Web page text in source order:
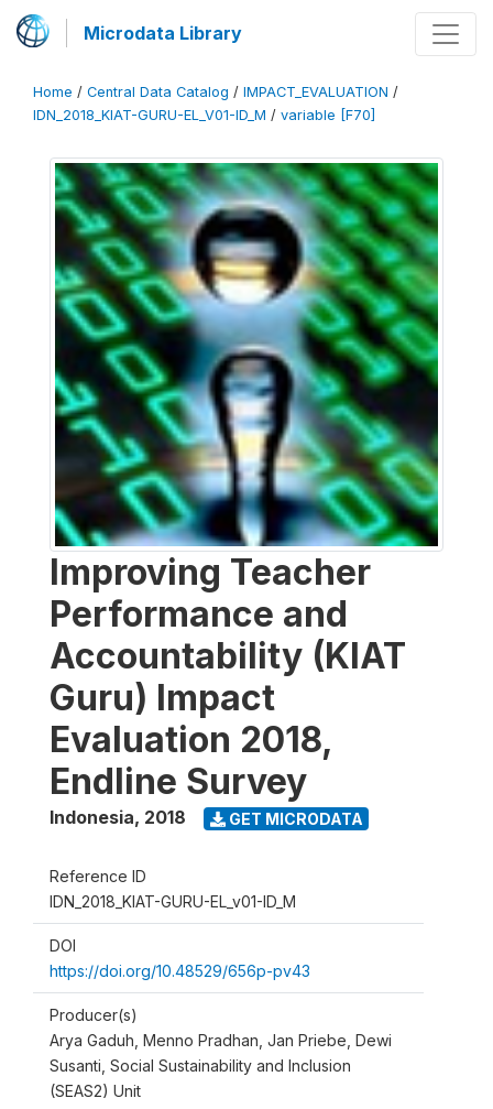
Microdata Library
Home / Central Data Catalog / IMPACT_EVALUATION /
IDN_2018_KIAT-GURU-EL_V01-ID_M / variable [F70]
Improving Teacher
Performance and
Accountability (KIAT
Guru) Impact
Evaluation 2018,
Endline Survey
Indonesia, 2018 GET MICRODATA
Reference ID
IDN_2018_KIAT-GURU-EL_v01-ID_M
DOI
https://doi.org/10.48529/656p-pv43
Producer(s)
Arya Gaduh, Menno Pradhan, Jan Priebe, Dewi
Susanti, Social Sustainability and Inclusion
(SEAS2) Unit